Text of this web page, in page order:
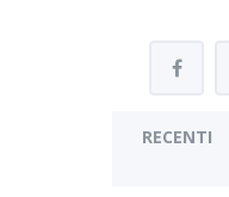
RECENTI